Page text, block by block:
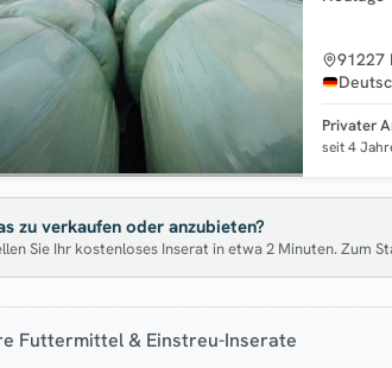
91227
Privater
seit 4
zu verkaufen oder anzubieten?
Sie Ihr kostenloses Inserat in etwa 2 Minuten. Zum
Futtermittel & Einstreu-Inserate